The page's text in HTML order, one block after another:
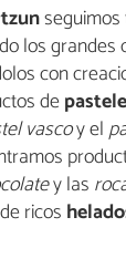
los grandes
con
de
vascoy el
y las
ricos